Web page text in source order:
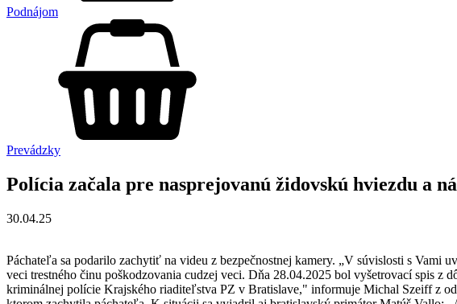
Podnájom
Prevádzky
Polícia začala pre nasprejovanú židovskú hviezdu a
30.04.25
Páchateľa sa podarilo zachytiť na videu z bezpečnostnej kamery. „V súvislosti s Vami
veci trestného činu poškodzovania cudzej veci. Dňa 28.04.2025 bol vyšetrovací spis z
kriminálnej polície Krajského riaditeľstva PZ v Bratislave," informuje Michal Szeiff z